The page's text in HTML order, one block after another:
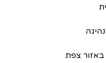
צפת